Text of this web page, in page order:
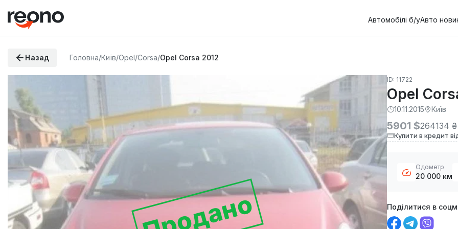
Автомобілі б/уАвто
Назад Головна/Київ/Opel/Corsa/Opel Corsa 2012
Продано
ID: 11722
Opel
10.11.2015 Київ
5901 $264134 ₴
Купити в кредит
Одометр
20 000 км
Поділитися в